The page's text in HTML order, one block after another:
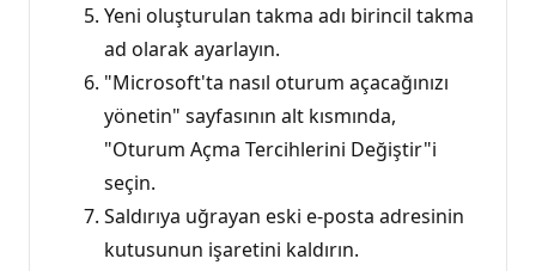
Yeni oluşturulan takma adı birincil takma
ad olarak ayarlayın.
"Microsoft'ta nasıl oturum açacağınızı
yönetin" sayfasının alt kısmında,
"Oturum Açma Tercihlerini Değiştir"i
seçin.
Saldırıya uğrayan eski e-posta adresinin
kutusunun işaretini kaldırın.